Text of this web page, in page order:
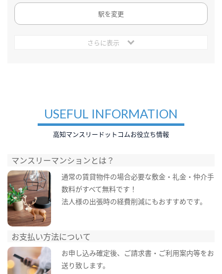
駅を変更
さらに表示
USEFUL INFORMATION
高知マンスリードットコムお役立ち情報
マンスリーマンションとは？
通常の賃貸物件の場合必要な敷金・礼金・仲介手
数料がすべて無料です！
法人様の出張時の経費削減にもおすすめです。
お支払い方法について
お申し込み確定後、ご請求書・ご利用案内等をお
送り致します。